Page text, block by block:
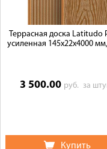
Террасная доска Latitudo
усиленная 145х22х4000
3 500.00 руб.за
Купить